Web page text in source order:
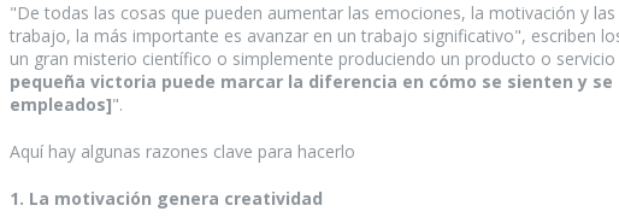
"De todas las cosas que pueden aumentar las emociones, la motivación y
trabajo, la más importante es avanzar en un trabajo significativo", escriben
un gran misterio científico o simplemente produciendo un producto o servicio
pequeña victoria puede marcar la diferencia en cómo se sienten y se
empleados]".
Aquí hay algunas razones clave para hacerlo
1. La motivación genera creatividad